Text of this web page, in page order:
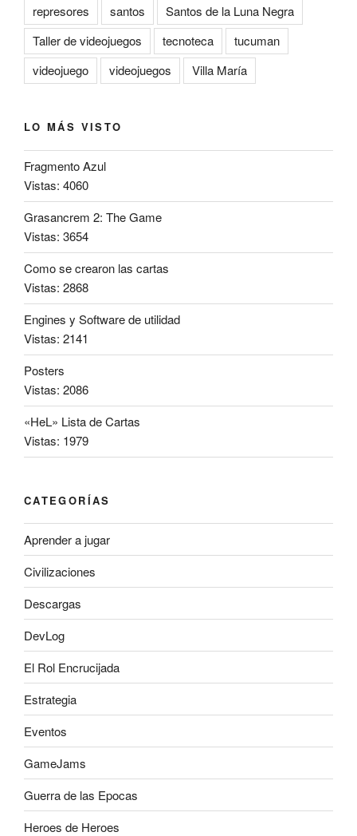
represores santos
Santos de la Luna Negra
Taller de videojuegos
tecnoteca
tucuman
videojuego
videojuegos Villa María
LO MÁS VISTO
Fragmento Azul
Vistas: 4060
Grasancrem 2: The Game
Vistas: 3654
Como se crearon las cartas
Vistas: 2868
Engines y Software de utilidad
Vistas: 2141
Posters
Vistas: 2086
«HeL» Lista de Cartas
Vistas: 1979
CATEGORÍAS
Aprender a jugar
Civilizaciones
Descargas
DevLog
El Rol Encrucijada
Estrategia
Eventos
GameJams
Guerra de las Epocas
Heroes de Heroes